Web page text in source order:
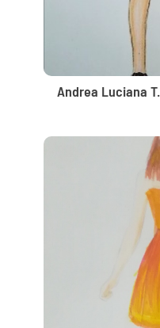
Andrea Luciana